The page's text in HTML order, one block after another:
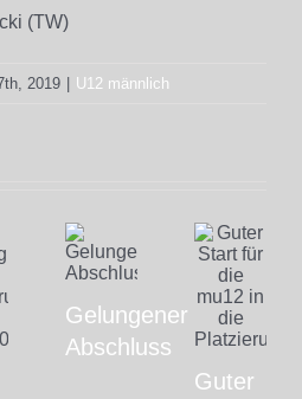
(TW)
2019 U12 männlich
Gelungener
Abschluss
Guter